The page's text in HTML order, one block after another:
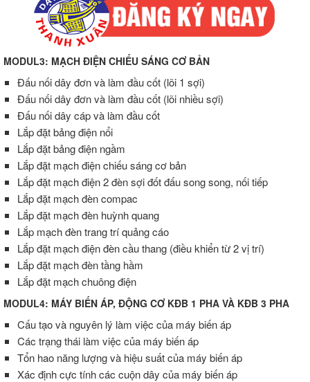
MODUL3: MẠCH ĐIỆN CHIẾU SÁNG CƠ BẢN
Đấu nối dây đơn và làm đầu cốt (lõi 1 sợi)
Đấu nối dây đơn và làm đầu cốt (lõi nhiều sợi)
Đấu nối dây cáp và làm đầu cốt
Lắp đặt bảng điện nổi
Lắp đặt bảng điện ngầm
Lắp đặt mạch điện chiếu sáng cơ bản
Lắp đặt mạch điện 2 đèn sợi đốt đấu song song, nối tiếp
Lắp đặt mạch đèn compac
Lắp đặt mạch đèn huỳnh quang
Lắp mạch đèn trang trí quảng cáo
Lắp đặt mạch điện đèn cầu thang (điều khiển từ 2 vị trí)
Lắp đặt mạch đèn tầng hầm
Lắp đặt mạch chuông điện
MODUL4: MÁY BIẾN ÁP, ĐỘNG CƠ KĐB 1 PHA VÀ KĐB 3 PHA
Cấu tạo và nguyên lý làm việc của máy biến áp
Các trạng thái làm việc của máy biến áp
Tổn hao năng lượng và hiệu suất của máy biến áp
Xác định cực tính các cuộn dây của máy biến áp